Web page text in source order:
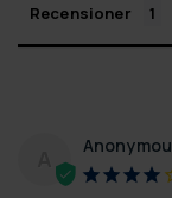
Recensioner